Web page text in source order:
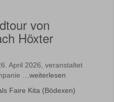
von
Höxter
April 2026, veranstaltet
…weiterlesen